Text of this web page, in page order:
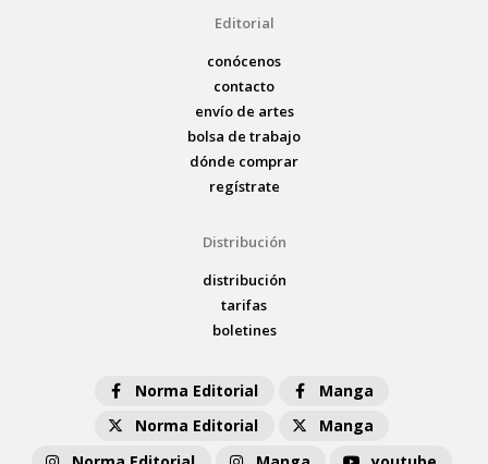
Editorial
conócenos
contacto
envío de artes
bolsa de trabajo
dónde comprar
regístrate
Distribución
distribución
tarifas
boletines
Norma Editorial
Manga
Norma Editorial
Manga